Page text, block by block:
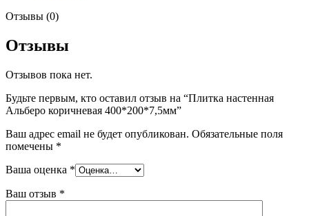
Отзывы (0)
Отзывы
Отзывов пока нет.
Будьте первым, кто оставил отзыв на “Плитка настенная
Альберо коричневая 400*200*7,5мм”
Ваш адрес email не будет опубликован. Обязательные поля
помечены *
Ваша оценка *
Ваш отзыв *